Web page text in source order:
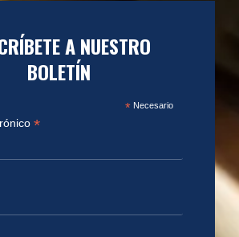
A NUESTRO
BOLETÍN
*Necesario
*